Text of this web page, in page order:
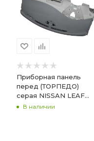
Приборная панель
перед (ТОРПЕДО)
серая NISSAN LEAF
2011-2013 68200-3NA0A
В наличии